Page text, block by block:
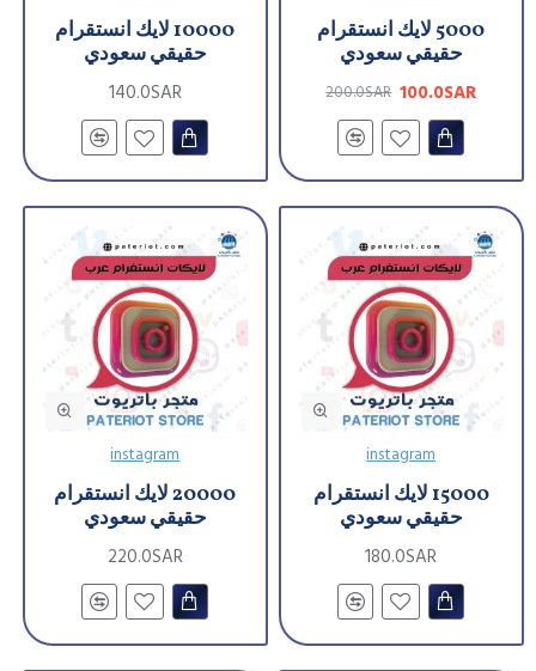
5000 لايك انستقرام
حقيقي سعودي
100.0SAR
200.0SAR
10000 لايك انستقرام
حقيقي سعودي
140.0SAR
instagram
15000 لايك انستقرام
حقيقي سعودي
180.0SAR
instagram
20000 لايك انستقرام
حقيقي سعودي
220.0SAR